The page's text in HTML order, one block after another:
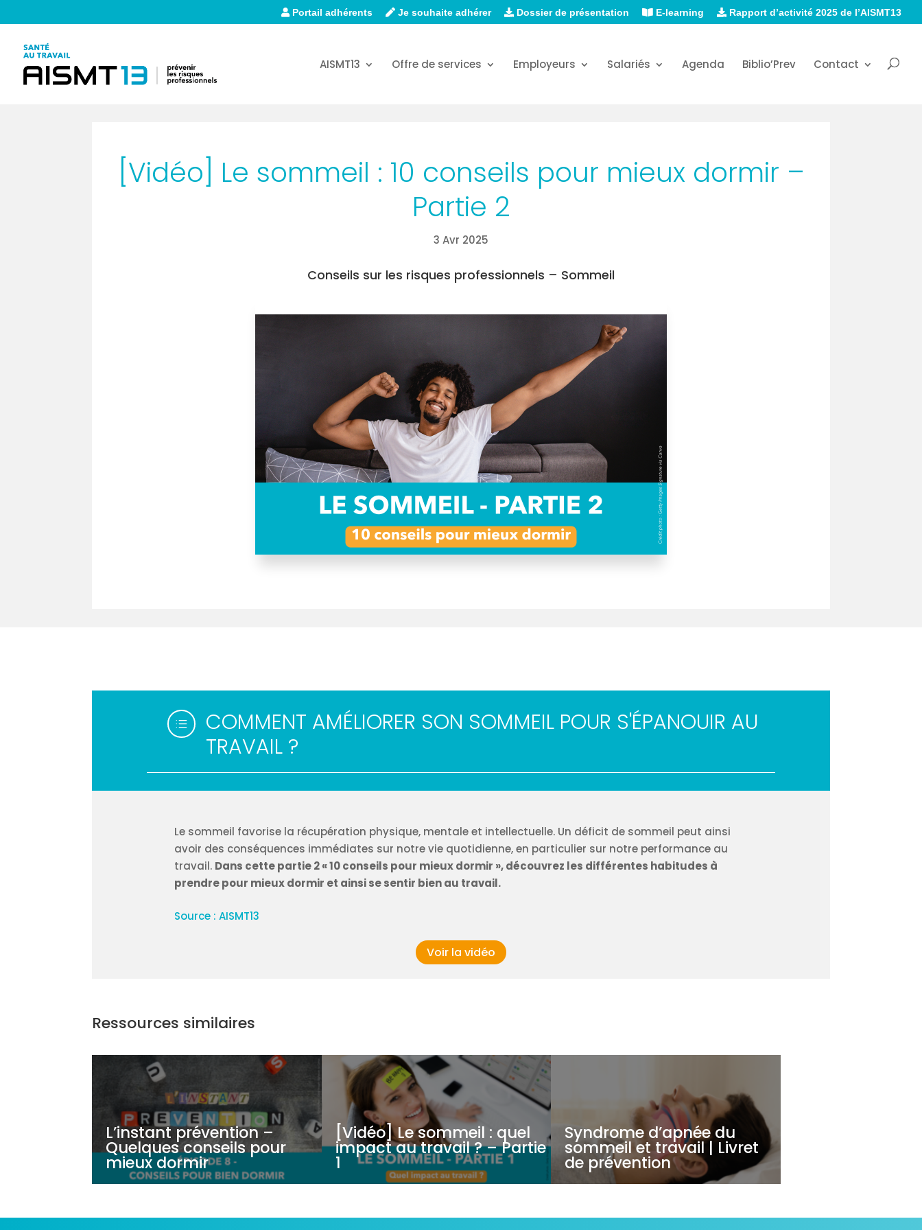
Portail adhérents Je souhaite adhérer Dossier de présentation E-learning Rapport d’activité 2025 de l’AISMT13
AISMT13 Offre de services Employeurs Salariés Agenda Biblio’Prev Contact
[Vidéo] Le sommeil : 10 conseils pour mieux dormir –
Partie 2
3 Avr 2025
Conseils sur les risques professionnels – Sommeil
d
COMMENT AMÉLIORER SON SOMMEIL POUR S'ÉPANOUIR AU
TRAVAIL ?
Le sommeil favorise la récupération physique, mentale et intellectuelle. Un déficit de sommeil peut ainsi
avoir des conséquences immédiates sur notre vie quotidienne, en particulier sur notre performance au
travail. Dans cette partie 2 « 10 conseils pour mieux dormir », découvrez les différentes habitudes à
prendre pour mieux dormir et ainsi se sentir bien au travail.
Source : AISMT13
Voir la vidéo
Ressources similaires
L’instant prévention –
Quelques conseils pour
mieux dormir
[Vidéo] Le sommeil : quel
impact au travail ? – Partie
1
Syndrome d’apnée du
sommeil et travail | Livret
de prévention